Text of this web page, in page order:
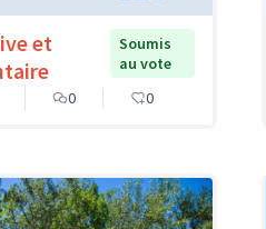
et
Soumis
au vote
0 0